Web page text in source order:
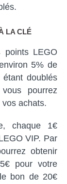
LA CLÉ
points LEGO
5% de
doublés
pourrez
vos achats.
chaque 1€
VIP. Par
obtenir
pour votre
bon de 20€